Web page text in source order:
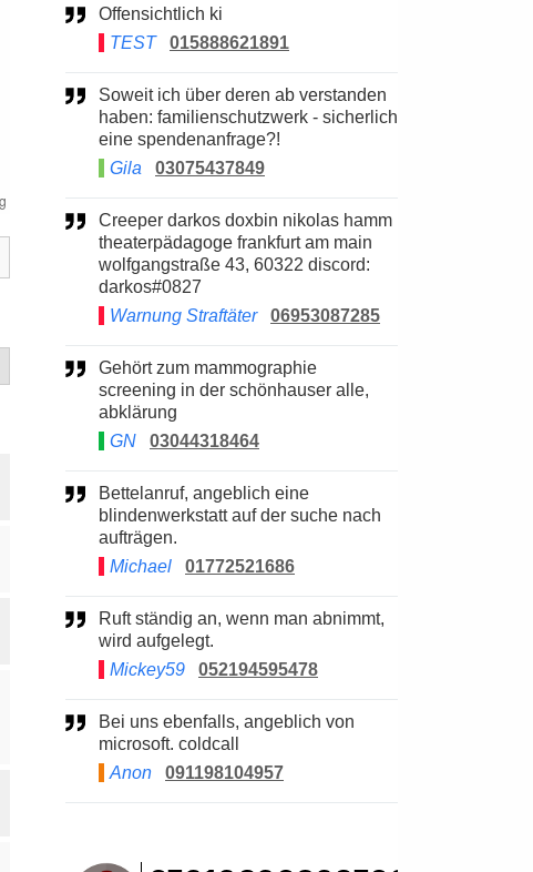
Offensichtlich ki
TEST
015888621891
Soweit ich über deren ab verstanden
haben: familienschutzwerk - sicherlich
eine spendenanfrage?!
Gila
03075437849
Creeper darkos doxbin nikolas hamm
theaterpädagoge frankfurt am main
wolfgangstraße 43, 60322 discord:
darkos#0827
Warnung Straftäter
06953087285
Gehört zum mammographie
screening in der schönhauser alle,
abklärung
GN
03044318464
Bettelanruf, angeblich eine
blindenwerkstatt auf der suche nach
aufträgen.
Michael
01772521686
Ruft ständig an, wenn man abnimmt,
wird aufgelegt.
Mickey59
052194595478
Bei uns ebenfalls, angeblich von
microsoft. coldcall
Anon
091198104957